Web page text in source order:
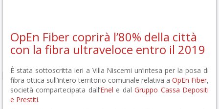
OpEn Fiber coprirà l’80% della città
con la fibra ultraveloce entro il 2019
È stata sottoscritta ieri a Villa Niscemi un’intesa per la posa di
fibra ottica sull’intero territorio comunale relativa a OpEn Fiber,
società compartecipata dall’Enel e dalGruppo Cassa Depositi
e Prestiti.